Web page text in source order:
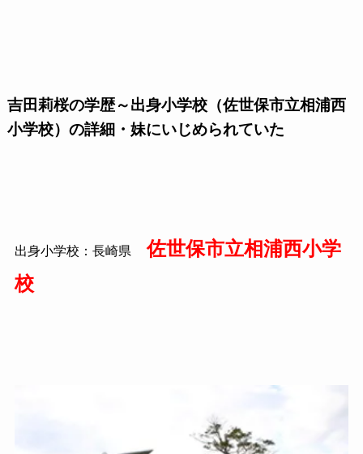
吉田莉桜の学歴～出身小学校（佐世保市立相浦西
小学校）の詳細・妹にいじめられていた
出身小学校：長崎県
佐世保市立相浦西小学
校